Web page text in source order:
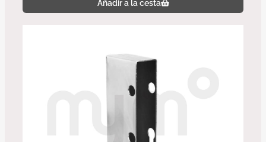
Añadir a la cesta